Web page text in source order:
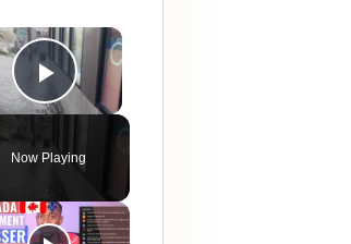
×
Play Video
Now Playing